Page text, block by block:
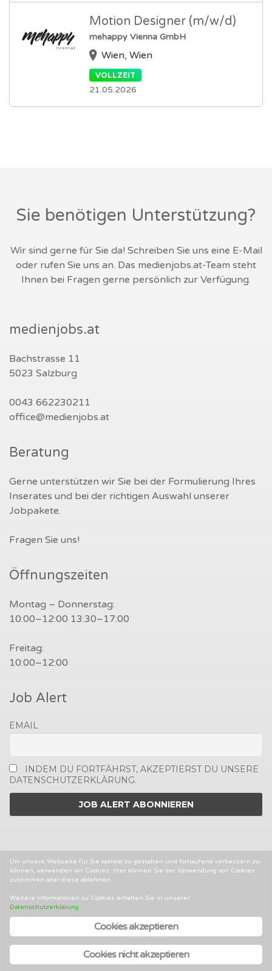
Motion Designer (m/w/d)
mehappy Vienna GmbH
Wien, Wien
VOLLZEIT
21.05.2026
Sie benötigen Unterstützung?
Wir sind gerne für Sie da! Schreiben Sie uns eine E-Mail
oder rufen Sie uns an. Das medienjobs.at-Team steht
Ihnen bei Fragen gerne persönlich zur Verfügung.
medienjobs.at
Bachstrasse 11
5023 Salzburg
0043 662230211
office@medienjobs.at
Beratung
Gerne unterstützen wir Sie bei der Formulierung Ihres
Inserates und bei der richtigen Auswahl unserer
Jobpakete.
Fragen Sie uns!
Öffnungszeiten
Montag – Donnerstag:
10:00–12:00 13:30–17:00
Freitag:
10:00–12:00
Job Alert
EMAIL
INDEM DU FORTFÄHRST, AKZEPTIERST DU UNSERE
DATENSCHUTZERKLÄRUNG.
2014-2025 © MEDIENJOBS.AT
AGBS
Facebook
Twitter
Linked
In
Um unsere Webseite für Sie optimal zu gestalten und fortlaufend verbessern zu
können, verwenden wir Cookies. Hier können Sie der Verwendung von Cookies
zustimmen oder diese ablehnen.
Weitere Informationen zu Cookies erhalten Sie in unserer
Datenschutzerklärung.
Cookies akzeptieren
Cookies nicht akzeptieren